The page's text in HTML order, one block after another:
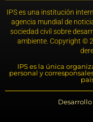
IPS es una institución
agencia mundial de
sociedad civil sobre
ambiente. Copyright ©
IPS es la única
personal y